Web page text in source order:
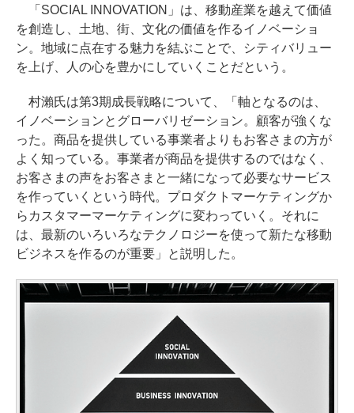
「SOCIAL INNOVATION」は、移動産業を越えて価値
を創造し、土地、街、文化の価値を作るイノベーショ
ン。地域に点在する魅力を結ぶことで、シティバリュー
を上げ、人の心を豊かにしていくことだという。
村瀨氏は第3期成長戦略について、「軸となるのは、
イノベーションとグローバリゼーション。顧客が強くな
った。商品を提供している事業者よりもお客さまの方が
よく知っている。事業者が商品を提供するのではなく、
お客さまの声をお客さまと一緒になって必要なサービス
を作っていくという時代。プロダクトマーケティングか
らカスタマーマーケティングに変わっていく。それに
は、最新のいろいろなテクノロジーを使って新たな移動
ビジネスを作るのが重要」と説明した。